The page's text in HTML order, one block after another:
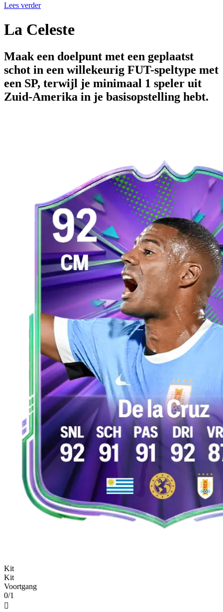
Lees verder
La Celeste
Maak een doelpunt met een geplaatst
schot in een willekeurig FUT-speltype met
een SP, terwijl je minimaal 1 speler uit
Zuid-Amerika in je basisopstelling hebt.
Kit
Kit
Voortgang
0/1
